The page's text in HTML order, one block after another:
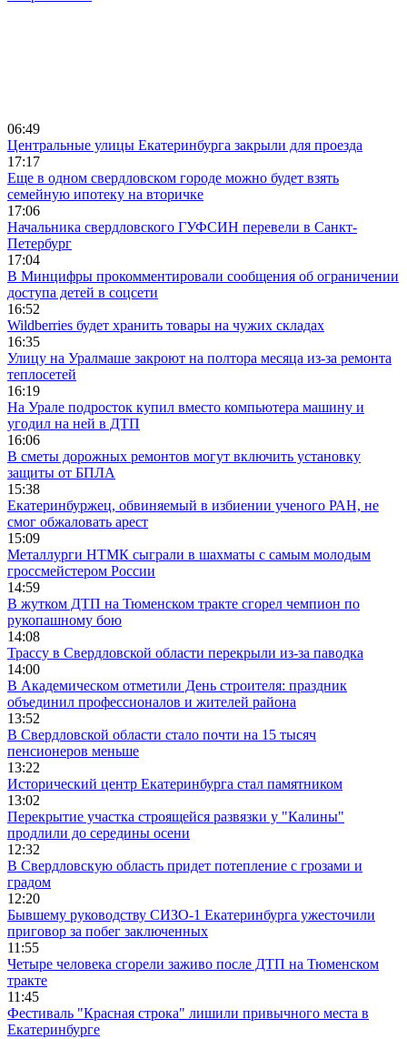
06:49
Центральные улицы Екатеринбурга закрыли для проезда
17:17
Еще в одном свердловском городе можно будет взять
семейную ипотеку на вторичке
17:06
Начальника свердловского ГУФСИН перевели в Санкт-
Петербург
17:04
В Минцифры прокомментировали сообщения об ограничении
доступа детей в соцсети
16:52
Wildberries будет хранить товары на чужих складах
16:35
Улицу на Уралмаше закроют на полтора месяца из-за ремонта
теплосетей
16:19
На Урале подросток купил вместо компьютера машину и
угодил на ней в ДТП
16:06
В сметы дорожных ремонтов могут включить установку
защиты от БПЛА
15:38
Екатеринбуржец, обвиняемый в избиении ученого РАН, не
смог обжаловать арест
15:09
Металлурги НТМК сыграли в шахматы с самым молодым
гроссмейстером России
14:59
В жутком ДТП на Тюменском тракте сгорел чемпион по
рукопашному бою
14:08
Трассу в Свердловской области перекрыли из-за паводка
14:00
В Академическом отметили День строителя: праздник
объединил профессионалов и жителей района
13:52
В Свердловской области стало почти на 15 тысяч
пенсионеров меньше
13:22
Исторический центр Екатеринбурга стал памятником
13:02
Перекрытие участка строящейся развязки у "Калины"
продлили до середины осени
12:32
В Свердловскую область придет потепление с грозами и
градом
12:20
Бывшему руководству СИЗО-1 Екатеринбурга ужесточили
приговор за побег заключенных
11:55
Четыре человека сгорели заживо после ДТП на Тюменском
тракте
11:45
Фестиваль "Красная строка" лишили привычного места в
Екатеринбурге